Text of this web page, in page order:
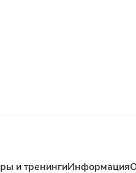
и тренингиИнформация